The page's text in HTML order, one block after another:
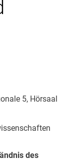
5, Hörsaal
des